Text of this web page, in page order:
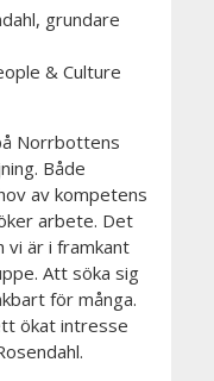
grundare
& Culture
Norrbottens
Både
av kompetens
arbete. Det
vi är i framkant
Att söka sig
för många.
ökat intresse